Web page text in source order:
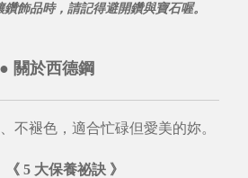
飾品時，請記得避開鑽與寶石喔。
● 關於西德鋼
不褪色，適合忙碌但愛美的妳。
《 5 大保養祕訣 》